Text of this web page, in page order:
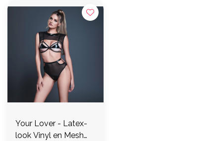
Your Lover - Latex-
look Vinyl en Mesh